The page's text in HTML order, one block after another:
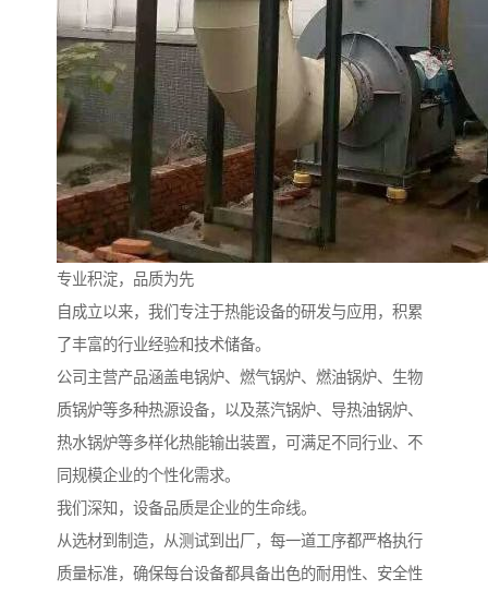
专业积淀，品质为先
自成立以来，我们专注于热能设备的研发与应用，积累
了丰富的行业经验和技术储备。
公司主营产品涵盖电锅炉、燃气锅炉、燃油锅炉、生物
质锅炉等多种热源设备，以及蒸汽锅炉、导热油锅炉、
热水锅炉等多样化热能输出装置，可满足不同行业、不
同规模企业的个性化需求。
我们深知，设备品质是企业的生命线。
从选材到制造，从测试到出厂，每一道工序都严格执行
质量标准，确保每台设备都具备出色的耐用性、安全性